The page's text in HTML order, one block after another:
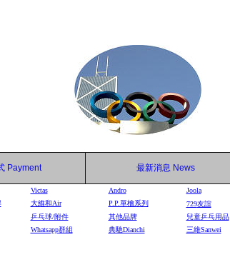
Payment 最新消息 News
Victas Andro Joola
大維和Air P.P.單檜系列 729友誼
乒乓球/附件 其他品牌 兒童乒乓用品
Whatsapp群組 典馳Dianchi 三維Sanwei